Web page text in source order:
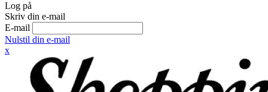
Log på
Skriv din e-mail
E-mail
Nulstil din e-mail
x